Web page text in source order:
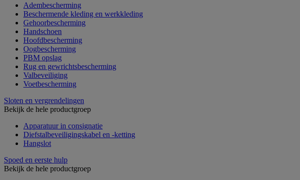
Adembescherming
Beschermende kleding en werkkleding
Gehoorbescherming
Handschoen
Hoofdbescherming
Oogbescherming
PBM opslag
Rug en gewrichtsbescherming
Valbeveiliging
Voetbescherming
Sloten en vergrendelingen
Bekijk de hele productgroep
Apparatuur in consignatie
Diefstalbeveiligingskabel en -ketting
Hangslot
Spoed en eerste hulp
Bekijk de hele productgroep